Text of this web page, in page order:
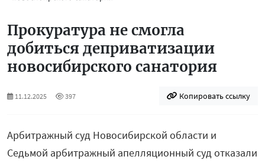
Прокуратура не смогла
добиться деприватизации
новосибирского санатория
11.12.2025 397 Копировать ссылку
Арбитражный суд Новосибирской области и
Седьмой арбитражный апелляционный суд отказали